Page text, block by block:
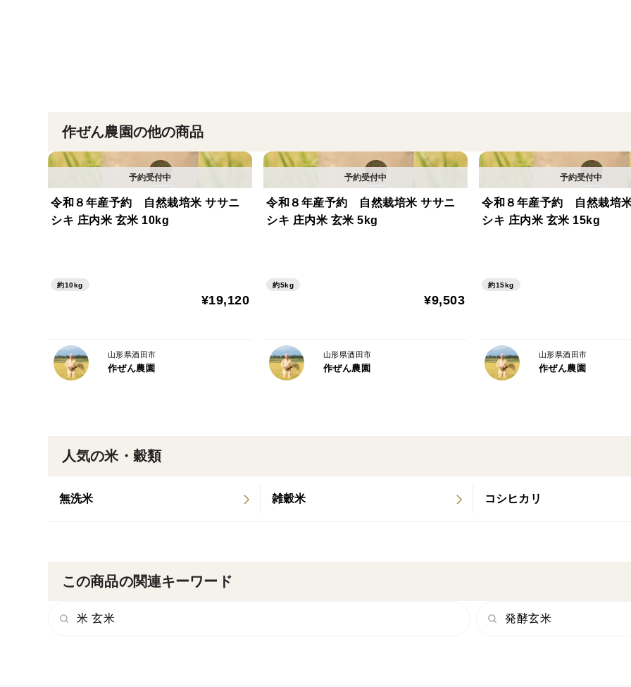
本来の日本食は、淡い味付けの素朴な料
立たせるササニシキのようなさっぱりとし
ササニシキは気候や土壌の条件によって
そんなんなサニシキを自然栽培にしてな
だけで風乾燥して水分をさげています。
しない、お米本来の生命力と土中の微生物
ご希望であれば精米致します。
人気の米・穀類
無洗米 雑穀米 コシヒカリ
作ぜん農園の他の商品
令和８年産予約 自然栽培米 ササニ
シキ 庄内米 玄米 10kg
約10kg
¥19,120
山形県酒田市
作ぜん農園
令和８年産予約 自然栽培米 ササニ
シキ 庄内米 玄米 5kg
約5kg
¥9,503
山形県酒田市
作ぜん農園
令和８年産予約 自然栽培
シキ 庄内米 玄米 15kg
約15kg
山形県酒田市
作ぜん農園
この商品の関連キーワード
米 玄米 発酵玄米